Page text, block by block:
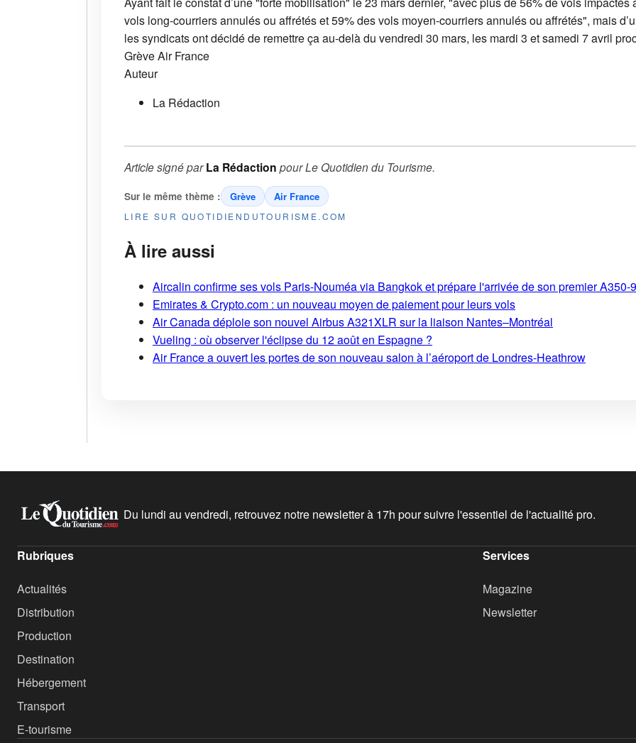
vols long-courriers annulés ou affrétés et 59% des vols moyen-courriers annulés ou affrétés", mais
les syndicats ont décidé de remettre ça au-delà du vendredi 30 mars, les mardi 3 et samedi 7 avril
GrèveAir France
Auteur
La Rédaction
Article signé parLa Rédaction pourLe Quotidien du Tourisme.
Sur le même thème : Grève Air France
LIRE SUR QUOTIDIENDUTOURISME.COM
À lire aussi
Aircalin confirme ses vols Paris-Nouméa via Bangkok et prépare l'arrivée de son premier A350-
Emirates & Crypto.com : un nouveau moyen de paiement pour leurs vols
Air Canada déploie son nouvel Airbus A321XLR sur la liaison Nantes–Montréal
Vueling : où observer l'éclipse du 12 août en Espagne ?
Air France a ouvert les portes de son nouveau salon à l’aéroport de Londres-Heathrow
Du lundi au vendredi, retrouvez notre newsletter à 17h pour suivre l'essentiel de l'actualité pro.
Rubriques
Actualités
Distribution
Production
Destination
Hébergement
Transport
E-tourisme
Services
Magazine
Newsletter